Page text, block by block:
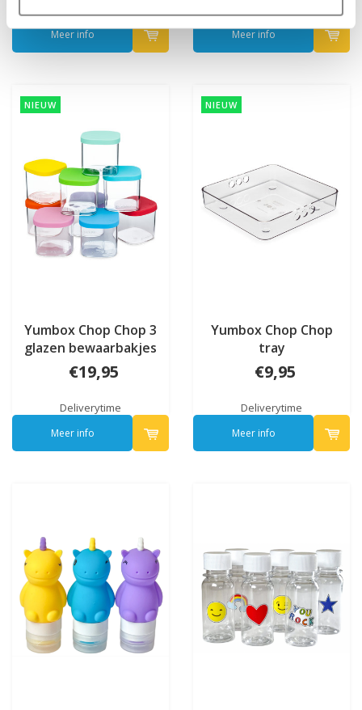
Meer info Meer info
NIEUW
Yumbox Chop Chop 3
glazen bewaarbakjes
€19,95
Deliverytime
Meer info
NIEUW
Yumbox Chop Chop
tray
€9,95
Deliverytime
Meer info